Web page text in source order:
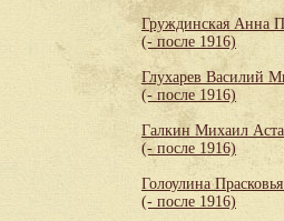
Груждинская Анна
(- после 1916)
Глухарев Василий
(- после 1916)
Галкин Михаил
(- после 1916)
Голоулина
(- после 1916)